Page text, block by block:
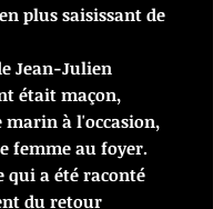
plus saisissant de
Jean-Julien
était maçon,
à l'occasion,
femme au foyer.
qui a été raconté
du retour